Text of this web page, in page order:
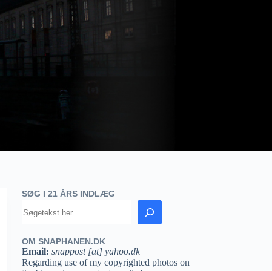
SØG I 21 ÅRS INDLÆG
OM SNAPHANEN.DK
Email: snappost [at] yahoo.dk
Regarding use of my copyrighted photos on